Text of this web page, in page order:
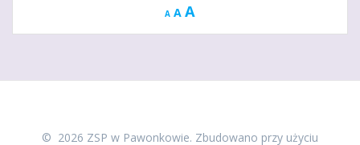
A Decrease
A Reset
A
© 2026 ZSP w Pawonkowie. Zbudowano przy użyciu